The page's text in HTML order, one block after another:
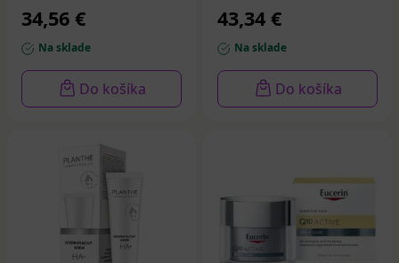
34,56 €
Na sklade
Do košíka
43,34 €
Na sklade
Do košíka